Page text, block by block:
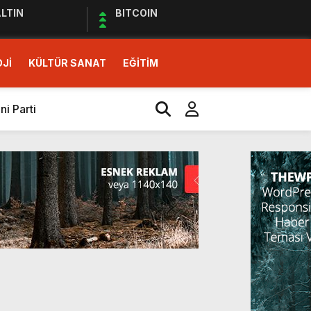
BITCOIN
KÜLTÜR SANAT EĞİTİM
Parti
SOLUK!)